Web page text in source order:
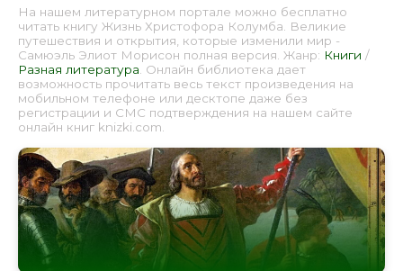
На нашем литературном портале можно бесплатно
читать книгу Жизнь Христофора Колумба. Великие
путешествия и открытия, которые изменили мир -
Самюэль Элиот Морисон полная версия. Жанр: Книги /
Разная литература . Онлайн библиотека дает
возможность прочитать весь текст произведения на
мобильном телефоне или десктопе даже без
регистрации и СМС подтверждения на нашем сайте
онлайн книг knizki.com.